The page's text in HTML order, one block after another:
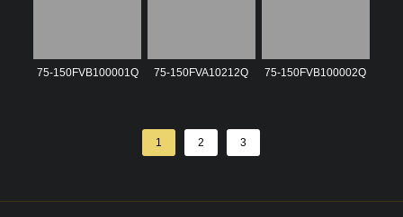
75-150FVB100001Q 75-150FVA10212Q 75-150FVB100002Q
1 2 3